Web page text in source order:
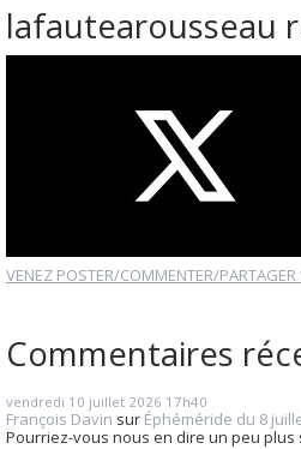
lafautearousseau
VENEZ POSTER/COMMENTER/
Commentaires
vendredi 10 juillet 2026 17h40
François Davin sur Éphéméride du 8
Pourriez-vous nous en dire un peu plus